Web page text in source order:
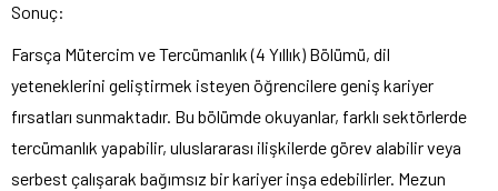
Sonuç:
Farsça Mütercim ve Tercümanlık (4 Yıllık) Bölümü, dil
yeteneklerini geliştirmek isteyen öğrencilere geniş kariyer
fırsatları sunmaktadır. Bu bölümde okuyanlar, farklı sektörlerde
tercümanlık yapabilir, uluslararası ilişkilerde görev alabilir veya
serbest çalışarak bağımsız bir kariyer inşa edebilirler. Mezun